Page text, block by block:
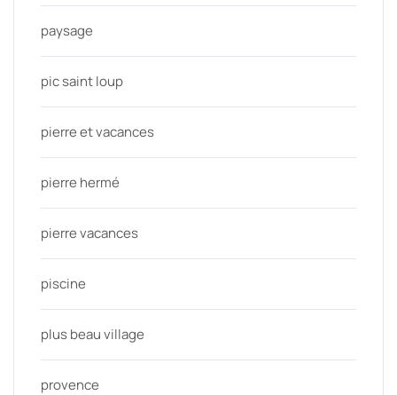
paysage
pic saint loup
pierre et vacances
pierre hermé
pierre vacances
piscine
plus beau village
provence